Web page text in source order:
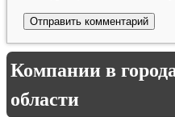
Компании в
области